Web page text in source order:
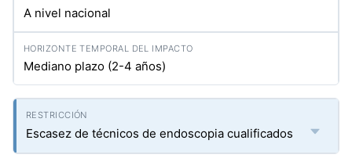
A nivel nacional
Mediano plazo (2-4 años)
Escasez de técnicos de endoscopia cualificados